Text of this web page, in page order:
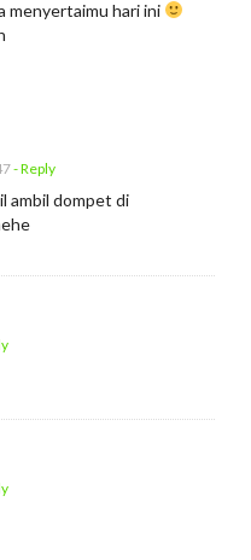
menyertaimu hari ini
- Reply
ambil dompet di